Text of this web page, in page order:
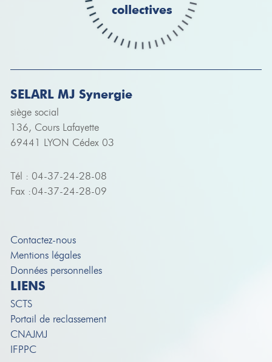
collectives
SELARL MJ Synergie
siège social
136, Cours Lafayette
69441 LYON Cédex 03
Tél : 04-37-24-28-08
Fax :04-37-24-28-09
Contactez-nous
Mentions légales
Données personnelles
LIENS
SCTS
Portail de reclassement
CNAJMJ
IFPPC